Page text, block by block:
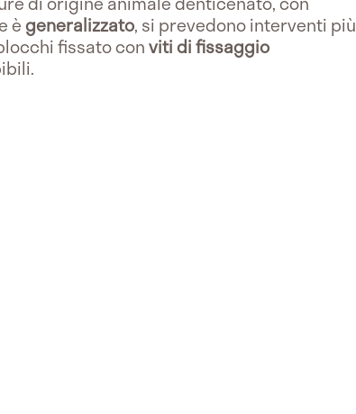
ègeneralizzato, si prevedono interventi più
fissato conviti di fissaggio